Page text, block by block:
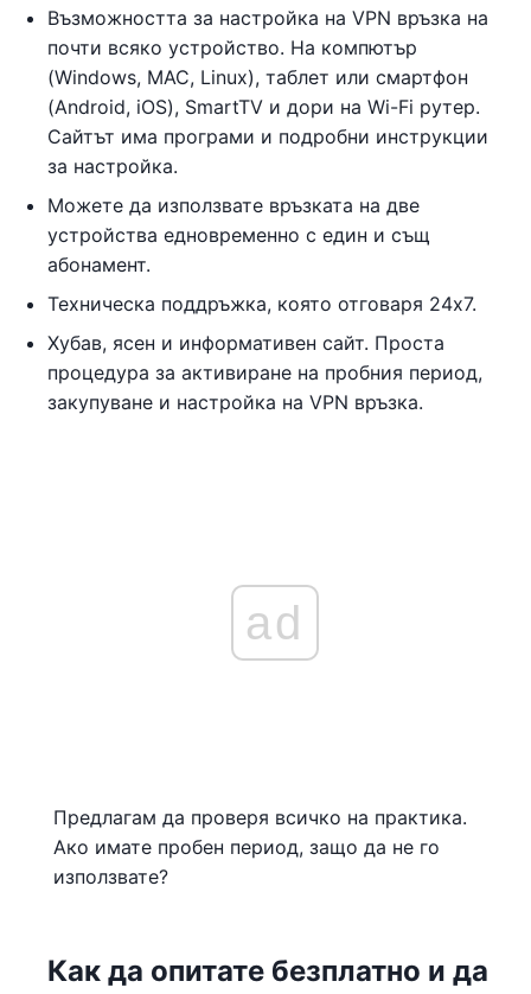
Възможността за настройка на VPN връзка на
почти всяко устройство. На компютър
(Windows, MAC, Linux), таблет или смартфон
(Android, iOS), SmartTV и дори на Wi-Fi рутер.
Сайтът има програми и подробни инструкции
за настройка.
Можете да използвате връзката на две
устройства едновременно с един и същ
абонамент.
Техническа поддръжка, която отговаря 24x7.
Хубав, ясен и информативен сайт. Проста
процедура за активиране на пробния период,
закупуване и настройка на VPN връзка.
ad
Предлагам да проверя всичко на практика.
Ако имате пробен период, защо да не го
използвате?
Как да опитате безплатно и да